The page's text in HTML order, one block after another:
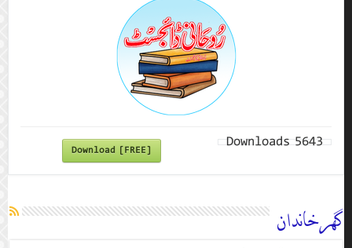
Download [FREE] 5643
Downloads
گھر خاندان